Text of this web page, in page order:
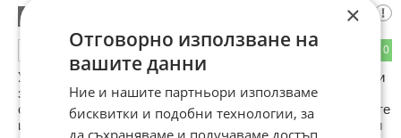
0
Уф , уф , знаем че е така.Кофти е че тоз тарикат спомена и
за някаква приватизация и на БЕХ.Само дето не се
споменава тука.Е благодаря ви господа журналисти , че сте
изчерпателни по тези теми.Иначе един дето не може да си
×
Отговорно използване на
вашите данни
Ние и нашите партньори използваме
бисквитки и подобни технологии, за
да съхраняваме и получаваме достъп